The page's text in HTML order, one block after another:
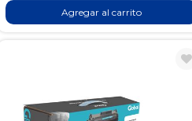
Agregar al carrito